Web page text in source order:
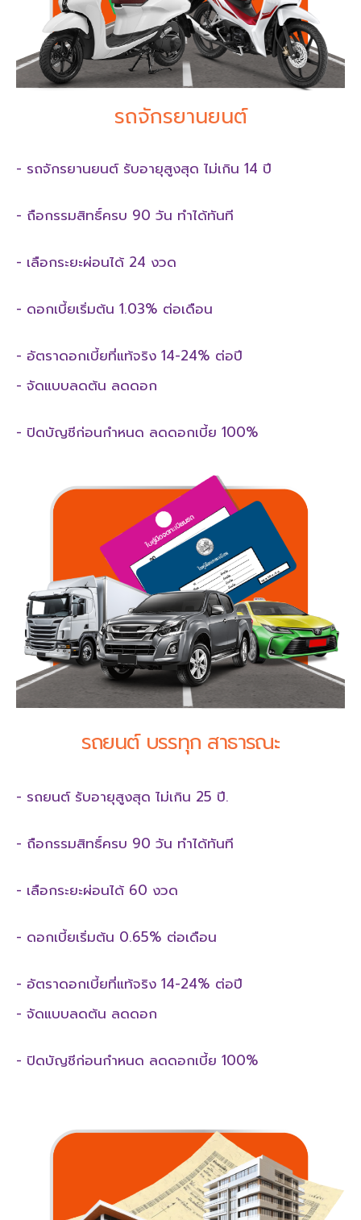
รถจักรยานยนต์
- รถจักรยานยนต์ รับอายุสูงสุด ไม่เกิน 14 ปี
- ถือกรรมสิทธิ์ครบ 90 วัน ทำได้ทันที
- เลือกระยะผ่อนได้ 24 งวด
- ดอกเบี้ยเริ่มต้น 1.03% ต่อเดือน
- อัตราดอกเบี้ยที่แท้จริง 14-24% ต่อปี
- จัดแบบลดต้น ลดดอก
- ปิดบัญชีก่อนกำหนด ลดดอกเบี้ย 100%
รถยนต์ บรรทุก สาธารณะ
- รถยนต์ รับอายุสูงสุด ไม่เกิน 25 ปี.
- ถือกรรมสิทธิ์ครบ 90 วัน ทำได้ทันที
- เลือกระยะผ่อนได้ 60 งวด
- ดอกเบี้ยเริ่มต้น 0.65% ต่อเดือน
- อัตราดอกเบี้ยที่แท้จริง 14-24% ต่อปี
- จัดแบบลดต้น ลดดอก
- ปิดบัญชีก่อนกำหนด ลดดอกเบี้ย 100%